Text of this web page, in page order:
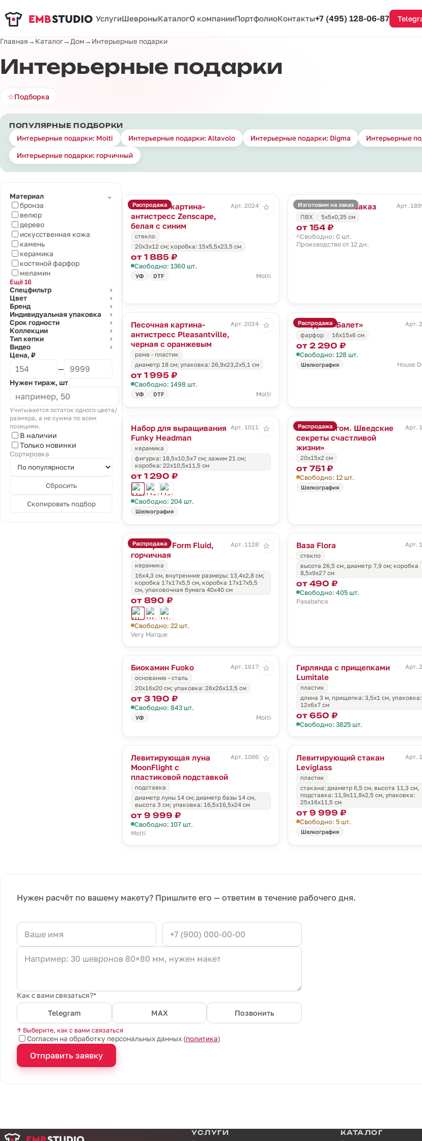
УслугиШевроныКаталогО компанииПортфолиоКонтакты+7 (495) 128-06-87
Главная→ Каталог→ Дом→ Интерьерные подарки
Интерьерные подарки
☆Подборка
ПОПУЛЯРНЫЕ ПОДБОРКИ
Интерьерные подарки: Molti Интерьерные подарки: Altavolo Интерьерные подарки: Digma Интерьерные
Интерьерные подарки: горчичный
Материал
⌄
бронза
велюр
дерево
искусственная кожа
камень
керамика
костяной фарфор
меламин
Ещё 16
Спецфильтр
⌄
Цвет ⌄
Бренд ⌄
Индивидуальная упаковка ⌄
Срок годности ⌄
Коллекции ⌄
Тип кепки ⌄
Видео ⌄
Цена, ₽
—
Нужен тираж, шт
Учитывается остаток одного цвета/
размера, а не сумма по всем
позициям.
В наличии
Только новинки
Сортировка
Сбросить
Скопировать подбор
Распродажа
Песочная картина-
антистресс Zenscape,
белая с синим
Арт. 20243.64
стекло
20х3х12 см; коробка: 15х5,5х23,5 см
от 1 885 ₽
Свободно: 1360 шт.
УФ DTF Molti
☆ Изготовим на заказ
Магнит Info на заказ
Арт.
ПВХ
5х5х0,35 см
от 154 ₽
Свободно: 0 шт.
Производство от 12 дн.
Песочная картина-
антистресс Pleasantville,
черная с оранжевым
Арт. 20244.03
рама - пластик
диаметр 18 см; упаковка: 26,9x23,2x5,1 см
от 1 995 ₽
Свободно: 1498 шт.
УФ DTF Molti
☆ Распродажа
Фигурка «Балет»
Арт.
фарфор
16х15х6 см
от 2 290 ₽
Свободно: 128 шт.
Шелкография House
Набор для выращивания
Funky Headman
Арт. 10111.01
керамика
фигурка: 18,5х10,5х7 см; зажим 21 см;
коробка: 22х10,5х11,5 см
от 1 290 ₽
Свободно: 204 шт.
Шелкография
☆ Распродажа
Книга «Лагом. Шведские
секреты счастливой
жизни»
Арт.
20х15х2 см
от 751 ₽
Свободно: 12 шт.
Шелкография
Распродажа
Шкатулка Form Fluid,
горчичная
Арт. 11289.85
керамика
16х4,3 см, внутренние размеры: 13,4x2,8 см;
коробка 17х17х5,5 см, коробка 17х17х5,5
см, упаковочная бумага 40х40 см
от 890 ₽
Свободно: 22 шт.
Very Marque
☆ Ваза Flora
Арт.
стекло
высота 26,5 см, диаметр 7,9 см; коробка
8,5x9x27 см
от 490 ₽
Свободно: 405 шт.
Pasabahce
Биокамин Fuoko
Арт. 16178.30
основание - сталь
20х16x20 см; упаковка: 26x26x13,5 см
от 3 190 ₽
Свободно: 843 шт.
УФ Molti
☆
Гирлянда с прищепками
Lumitale
Арт.
пластик
длина 3 м, прищепка: 3,5х1 см, упаковка:
12х6х7 см
от 650 ₽
Свободно: 3825 шт.
Левитирующая луна
MoonFlight с
пластиковой подставкой
Арт. 10862.01
подставка
диаметр луны 14 см; диаметр базы 14 см,
высота 3 см; упаковка: 16,5x16,5x24 см
от 9 999 ₽
Свободно: 107 шт.
Molti
☆
Левитирующий стакан
Leviglass
Арт.
пластик
стакана: диаметр 6,5 см, высота 11,3 см,
подставка: 11,9x11,9x2,5 см, упаковка:
25х16х11,5 см
от 9 999 ₽
Свободно: 5 шт.
Шелкография
Нужен расчёт по вашему макету? Пришлите его — ответим в течение рабочего дня.
Как с вами связаться?*
Telegram MAX Позвонить
↑ Выберите, как с вами связаться
Согласен на обработку персональных данных (политика)
Отправить заявку
УСЛУГИ КАТАЛОГ